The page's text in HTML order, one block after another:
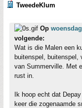
TweedeKlum
Op
volgende:
Wat is die Malen een
buitenspel, buitenspel,
van Summerville. Met
rust in.
Ik hoop echt dat
keer die zogenaamde